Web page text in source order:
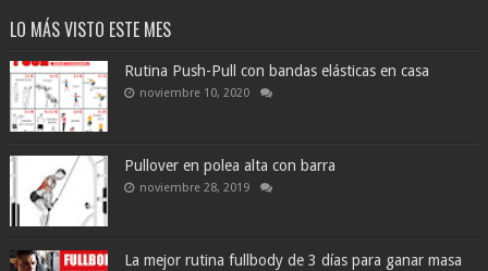
LO MÁS VISTO ESTE MES
Rutina Push-Pull con bandas elásticas en casa
noviembre 10, 2020
Pullover en polea alta con barra
noviembre 28, 2019
La mejor rutina fullbody de 3 días para ganar masa